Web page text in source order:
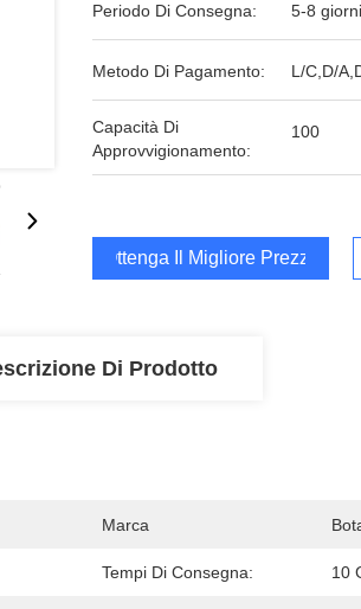
Periodo Di Consegna: 5-8
Metodo Di Pagamento: L/C,D/
Capacità Di
Approvvigionamento:
100
Ottenga Il Migliore Prezzo
Di Prodotto
Marca
Tempi Di Consegna: 10